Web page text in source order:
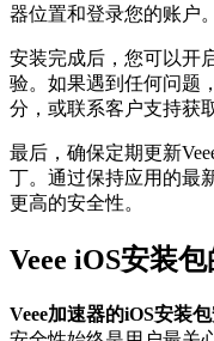
器位置和登录您的账户。
安装完成后，您可以开
验。如果遇到任何问题
分，或联系客户支持获
最后，确保定期更新
丁。通过保持应用的最
更高的安全性。
Veee iOS安装
Veee加速器的iOS安装包